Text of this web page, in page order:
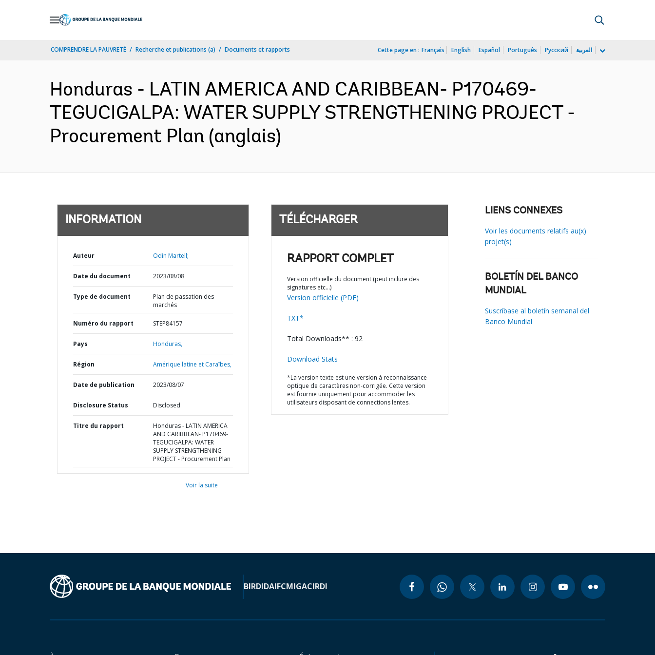
COMPRENDRE LA PAUVRETÉ Recherche et publications (a) Documents et rapports Cette page en : Français English Español Português Русский العربية
Honduras - LATIN AMERICA AND CARIBBEAN- P170469-
TEGUCIGALPA: WATER SUPPLY STRENGTHENING PROJECT -
Procurement Plan (anglais)
INFORMATION
Auteur Odin Martell;
Date du document 2023/08/08
Type de document
Plan de passation des
marchés
Numéro du rapport STEP84157
Pays Honduras,
Région Amérique latine et Caraïbes,
Date de publication 2023/08/07
Disclosure Status Disclosed
Titre du rapport
Honduras - LATIN AMERICA
AND CARIBBEAN- P170469-
TEGUCIGALPA: WATER
SUPPLY STRENGTHENING
PROJECT - Procurement Plan
Voir la suite
TÉLÉCHARGER
RAPPORT COMPLET
Version officielle du document (peut inclure des
signatures etc…)
Version officielle (PDF)
TXT*
Total Downloads** : 92
Download Stats
*La version texte est une version à reconnaissance
optique de caractères non-corrigée. Cette version
est fournie uniquement pour accommoder les
utilisateurs disposant de connections lentes.
LIENS CONNEXES
Voir les documents relatifs au(x)
projet(s)
BOLETÍN DEL BANCO
MUNDIAL
Suscríbase al boletín semanal del
Banco Mundial
BIRDIDAIFCMIGACIRDI